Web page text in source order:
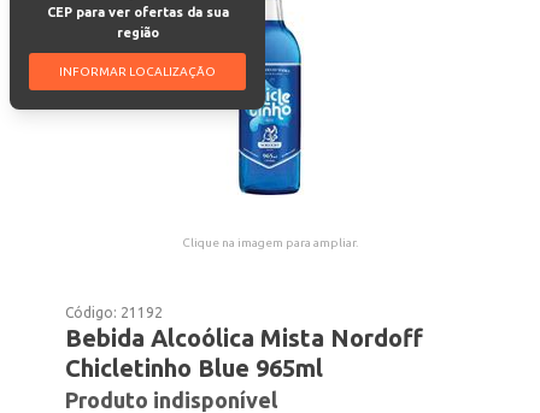
CEP para ver ofertas da sua
região
INFORMAR LOCALIZAÇÃO
Clique na imagem para ampliar.
Código: 21192
Bebida Alcoólica Mista Nordoff
Chicletinho Blue 965ml
Produto indisponível